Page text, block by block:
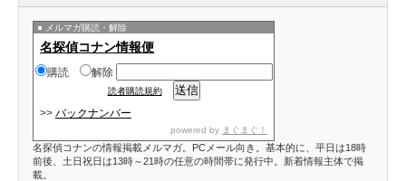
メルマガ購読・解除
名探偵コナン情報便
購読 解除
読者購読規約
>> バックナンバー
powered by まぐまぐ！
名探偵コナンの情報掲載メルマガ。PCメール向き。基本的に、平日は18時
前後、土日祝日は13時～21時の任意の時間帯に発行中。新着情報主体で掲
載。